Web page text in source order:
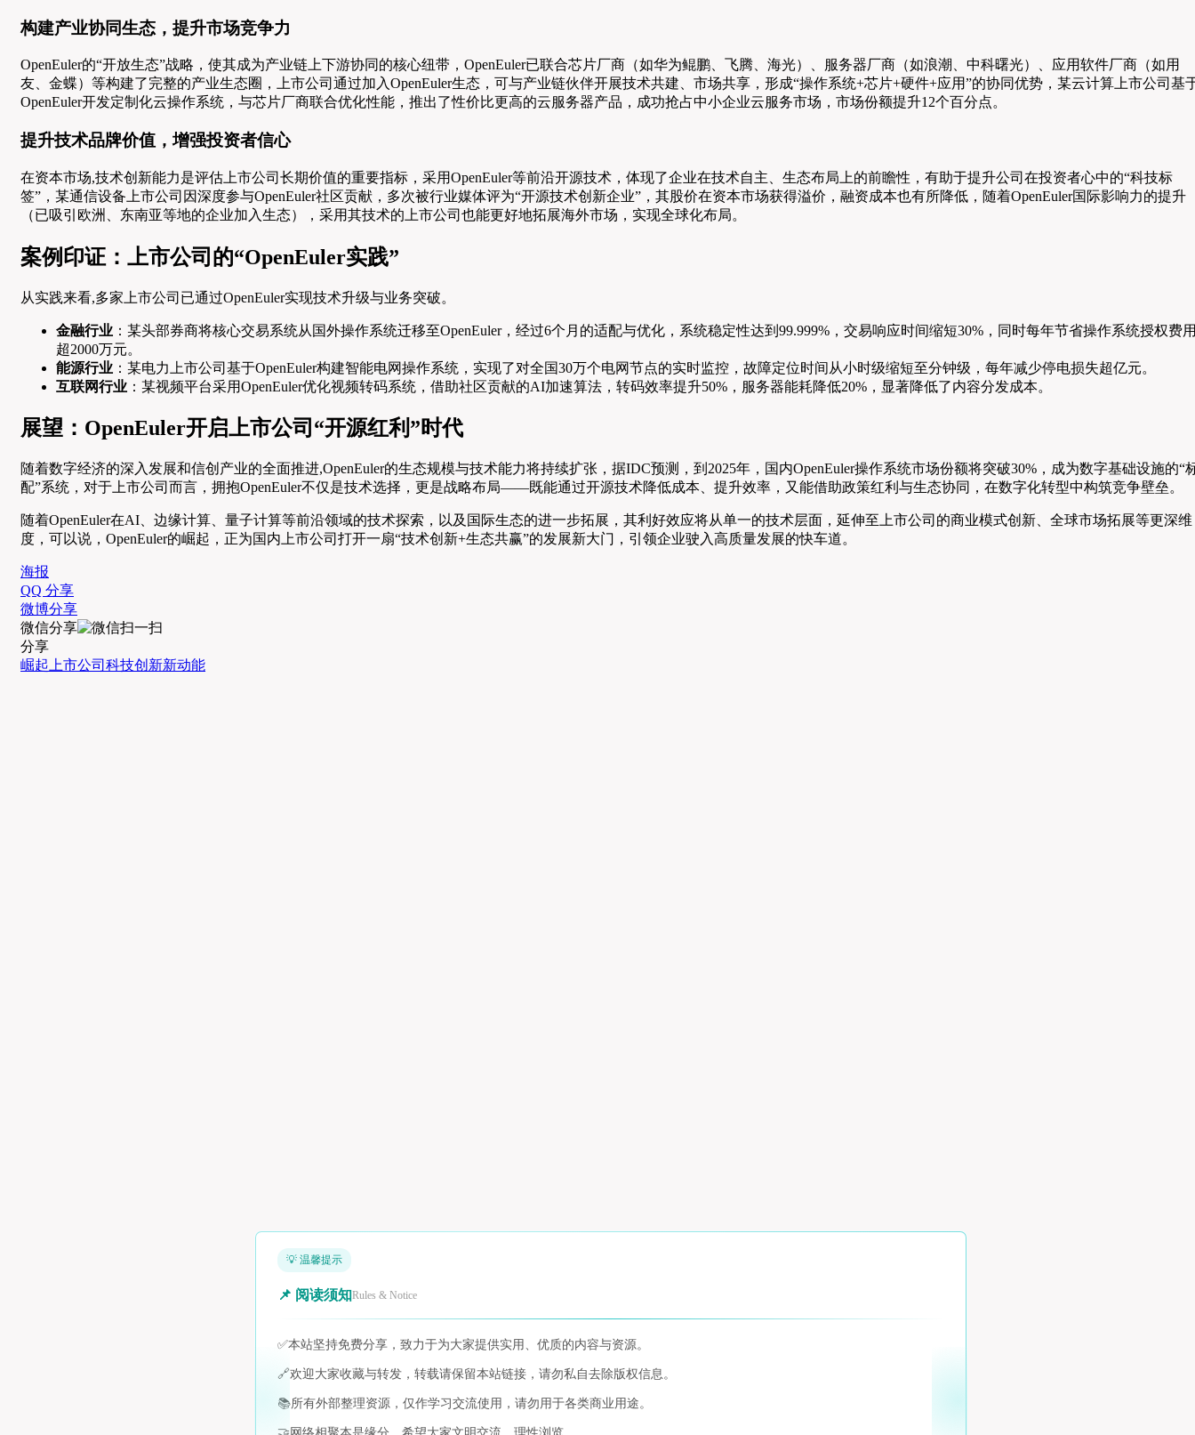
构建产业协同生态，提升市场竞争力
OpenEuler的“开放生态”战略，使其成为产业链上下游协同的核心纽带，OpenEuler已联合芯片厂商（如华为鲲鹏、飞腾、海光）、服务器厂商（如浪潮、中科曙光）、应用软件厂商（如用
友、金蝶）等构建了完整的产业生态圈，上市公司通过加入OpenEuler生态，可与产业链伙伴开展技术共建、市场共享，形成“操作系统+芯片+硬件+应用”的协同优势，某云计算上市公司基
OpenEuler开发定制化云操作系统，与芯片厂商联合优化性能，推出了性价比更高的云服务器产品，成功抢占中小企业云服务市场，市场份额提升12个百分点。
提升技术品牌价值，增强投资者信心
在资本市场,技术创新能力是评估上市公司长期价值的重要指标，采用OpenEuler等前沿开源技术，体现了企业在技术自主、生态布局上的前瞻性，有助于提升公司在投资者心中的“科技标
签”，某通信设备上市公司因深度参与OpenEuler社区贡献，多次被行业媒体评为“开源技术创新企业”，其股价在资本市场获得溢价，融资成本也有所降低，随着OpenEuler国际影响力的提升
（已吸引欧洲、东南亚等地的企业加入生态），采用其技术的上市公司也能更好地拓展海外市场，实现全球化布局。
案例印证：上市公司的“OpenEuler实践”
从实践来看,多家上市公司已通过OpenEuler实现技术升级与业务突破。
金融行业 ：某头部券商将核心交易系统从国外操作系统迁移至OpenEuler，经过6个月的适配与优化，系统稳定性达到99.999%，交易响应时间缩短30%，同时每年节省操作系统授权费
超2000万元。
能源行业 ：某电力上市公司基于OpenEuler构建智能电网操作系统，实现了对全国30万个电网节点的实时监控，故障定位时间从小时级缩短至分钟级，每年减少停电损失超亿元。
互联网行业 ：某视频平台采用OpenEuler优化视频转码系统，借助社区贡献的AI加速算法，转码效率提升50%，服务器能耗降低20%，显著降低了内容分发成本。
展望：OpenEuler开启上市公司“开源红利”时代
随着数字经济的深入发展和信创产业的全面推进,OpenEuler的生态规模与技术能力将持续扩张，据IDC预测，到2025年，国内OpenEuler操作系统市场份额将突破30%，成为数字基础设施的“
配”系统，对于上市公司而言，拥抱OpenEuler不仅是技术选择，更是战略布局——既能通过开源技术降低成本、提升效率，又能借助政策红利与生态协同，在数字化转型中构筑竞争壁垒。
随着OpenEuler在AI、边缘计算、量子计算等前沿领域的技术探索，以及国际生态的进一步拓展，其利好效应将从单一的技术层面，延伸至上市公司的商业模式创新、全球市场拓展等更深维
度，可以说，OpenEuler的崛起，正为国内上市公司打开一扇“技术创新+生态共赢”的发展新大门，引领企业驶入高质量发展的快车道。
海报
QQ 分享
微博分享
微信分享
分享
崛起 上市公司 科技创新新动能
💡 温馨提示
📌 阅读须知Rules & Notice
✅本站坚持免费分享，致力于为大家提供实用、优质的内容与资源。
🔗欢迎大家收藏与转发，转载请保留本站链接，请勿私自去除版权信息。
📚所有外部整理资源，仅作学习交流使用，请勿用于各类商业用途。